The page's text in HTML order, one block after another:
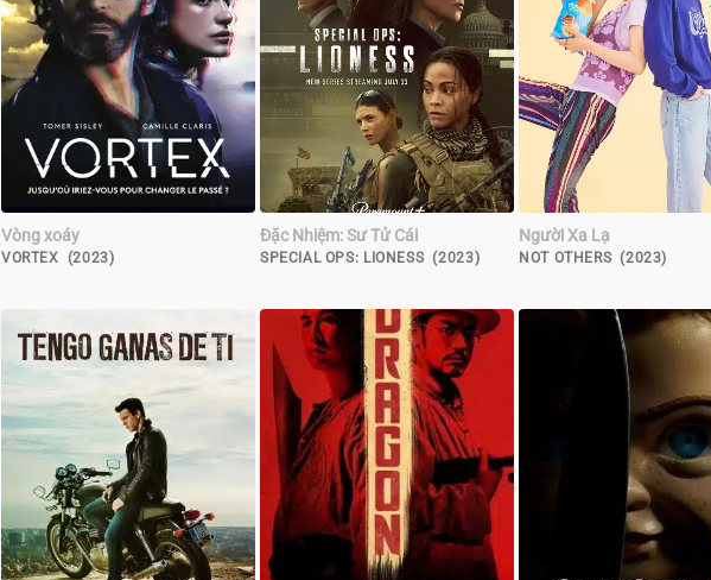
Vòng xoáy
VORTEX (2023)
Đặc Nhiệm: Sư Tử Cái
SPECIAL OPS: LIONESS (2023)
Người Xa Lạ
NOT OTHERS (2023)